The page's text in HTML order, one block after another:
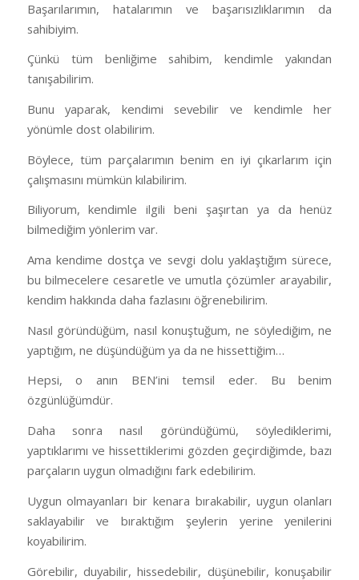
Başarılarımın, hatalarımın ve başarısızlıklarımın da
sahibiyim.
Çünkü tüm benliğime sahibim, kendimle yakından
tanışabilirim.
Bunu yaparak, kendimi sevebilir ve kendimle her
yönümle dost olabilirim.
Böylece, tüm parçalarımın benim en iyi çıkarlarım için
çalışmasını mümkün kılabilirim.
Biliyorum, kendimle ilgili beni şaşırtan ya da henüz
bilmediğim yönlerim var.
Ama kendime dostça ve sevgi dolu yaklaştığım sürece,
bu bilmecelere cesaretle ve umutla çözümler arayabilir,
kendim hakkında daha fazlasını öğrenebilirim.
Nasıl göründüğüm, nasıl konuştuğum, ne söylediğim, ne
yaptığım, ne düşündüğüm ya da ne hissettiğim…
Hepsi, o anın BEN’ini temsil eder. Bu benim
özgünlüğümdür.
Daha sonra nasıl göründüğümü, söylediklerimi,
yaptıklarımı ve hissettiklerimi gözden geçirdiğimde, bazı
parçaların uygun olmadığını fark edebilirim.
Uygun olmayanları bir kenara bırakabilir, uygun olanları
saklayabilir ve bıraktığım şeylerin yerine yenilerini
koyabilirim.
Görebilir, duyabilir, hissedebilir, düşünebilir, konuşabilir